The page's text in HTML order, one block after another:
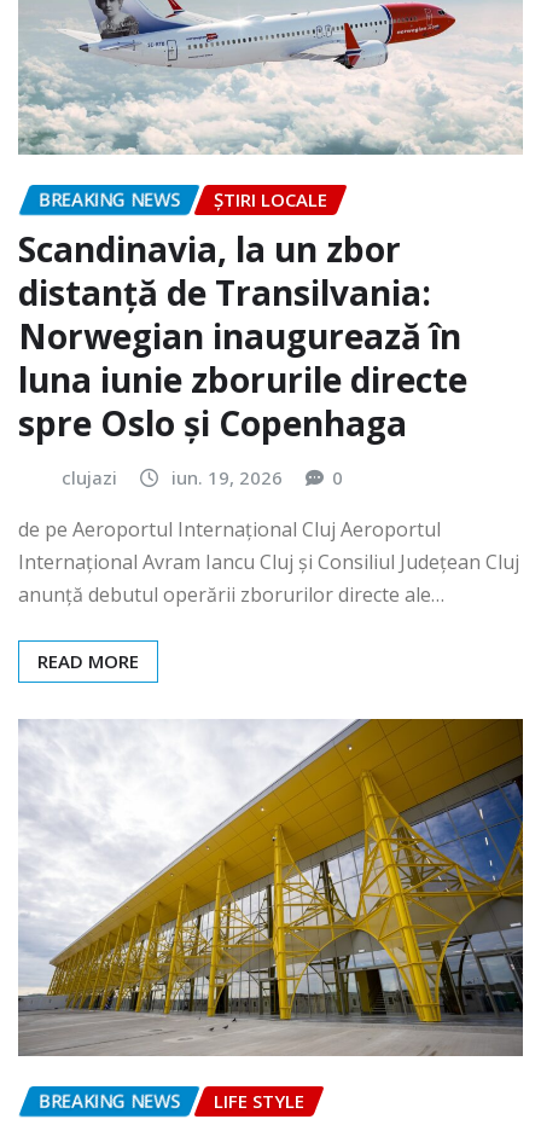
BREAKING NEWS ȘTIRI LOCALE
Scandinavia, la un zbor
distanță de Transilvania:
Norwegian inaugurează în
luna iunie zborurile directe
spre Oslo și Copenhaga
clujazi iun. 19, 2026 0
de pe Aeroportul Internaţional Cluj Aeroportul
Internațional Avram Iancu Cluj și Consiliul Județean Cluj
anunță debutul operării zborurilor directe ale…
READ MORE
BREAKING NEWS LIFE STYLE